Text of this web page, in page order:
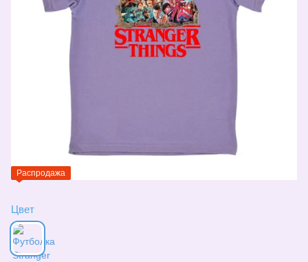
Распродажа
Цвет